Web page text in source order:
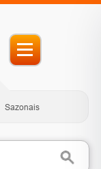
Sazonais